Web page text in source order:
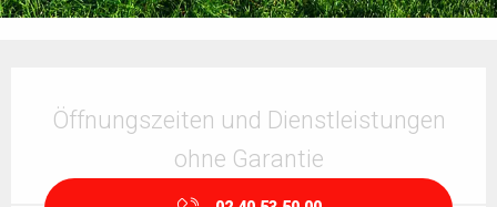
Öffnungszeiten und Dienstleistungen
ohne Garantie